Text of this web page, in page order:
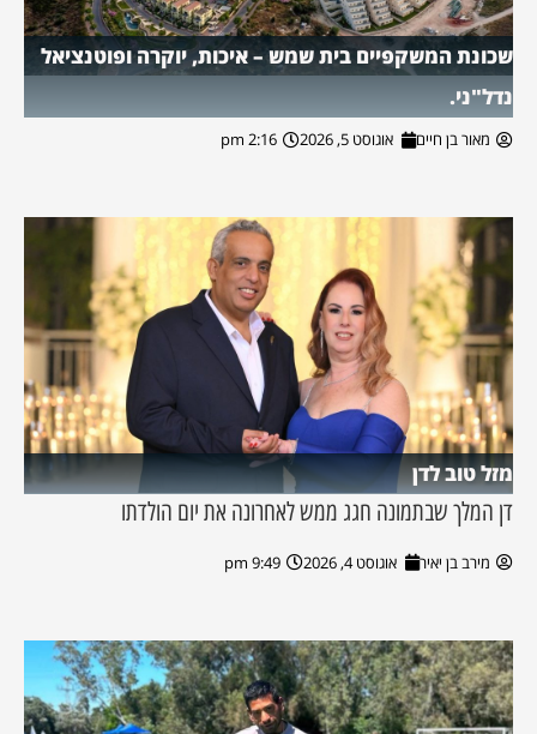
שכונת המשקפיים בית שמש – איכות, יוקרה ופוטנציאל
נדל"ני.
מאור בן חיים אוגוסט 5, 2026 2:16 pm
מזל טוב לדן
דן המלך שבתמונה חגג ממש לאחרונה את יום הולדתו
מירב בן יאיר אוגוסט 4, 2026 9:49 pm